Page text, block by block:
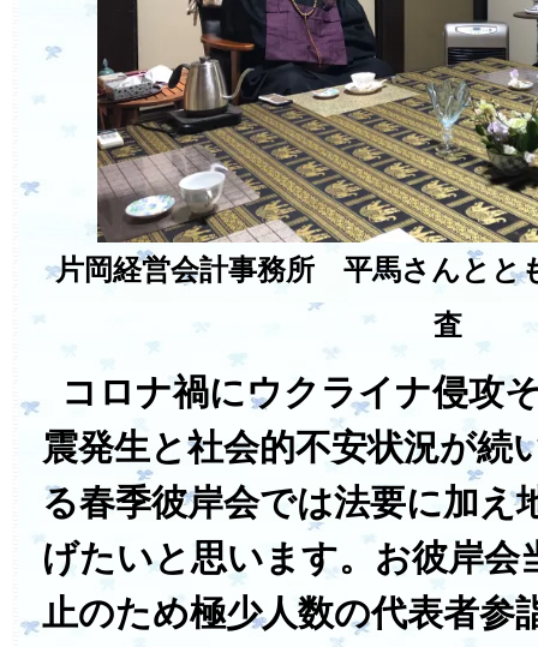
片岡経営会計事務所 平馬さんと
査
コロナ禍にウクライナ侵攻
震発生と社会的不安状況が続
る春季彼岸会では法要に加え
げたいと思います。お彼岸会
止のため極少人数の代表者参